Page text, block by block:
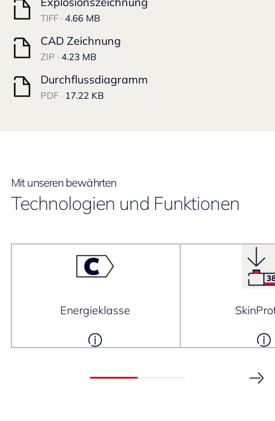
TIFF · 4.66 MB
CAD Zeichnung
ZIP · 4.23 MB
Durchflussdiagramm
PDF · 17.22 KB
Mit unseren bewährten
Technologien und Funktionen
Energieklasse